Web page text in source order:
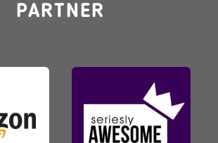
PARTNER